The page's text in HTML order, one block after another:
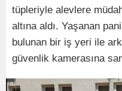
tüpleriyle alevlere
altına aldı. Yaşanan
bulunan bir iş yeri ile
güvenlik kamerasına